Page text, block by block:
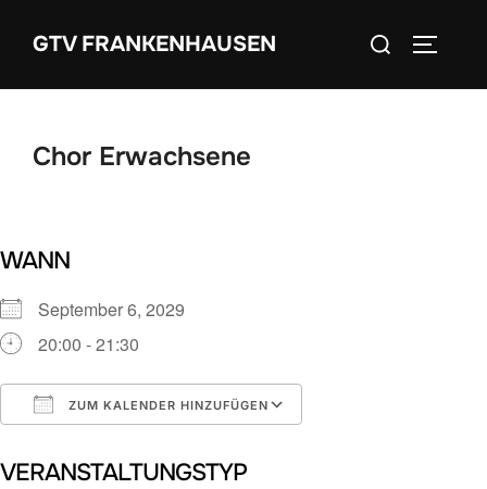
InhaltGTV FRANKENHAUSEN
Suchen
Chor Erwachsene
WANN
September 6, 2029
20:00 - 21:30
ZUM KALENDER HINZUFÜGEN
VERANSTALTUNGSTYP